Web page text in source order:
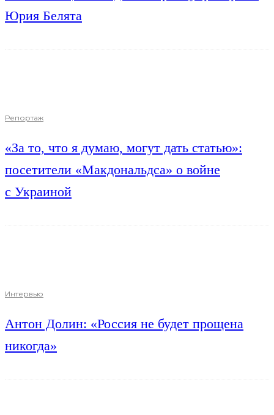
Юрия Белята
Репортаж
«За то, что я думаю, могут дать статью»:
посетители «Макдональдса» о войне
с Украиной
Интервью
Антон Долин: «Россия не будет прощена
никогда»